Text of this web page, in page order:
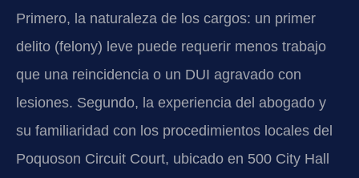
Primero, la naturaleza de los cargos: un primer
delito (felony) leve puede requerir menos trabajo
que una reincidencia o un DUI agravado con
lesiones. Segundo, la experiencia del abogado y
su familiaridad con los procedimientos locales del
Poquoson Circuit Court, ubicado en 500 City Hall